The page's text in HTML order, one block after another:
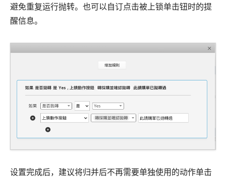
避免重复运行抛转。也可以自订点击被上锁单击钮时的提
醒信息。
设置完成后，建议将归并后不再需要单独使用的动作单击